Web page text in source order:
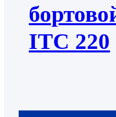
ITC 220